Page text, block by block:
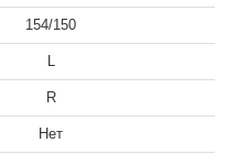
154/150
L
R
Нет